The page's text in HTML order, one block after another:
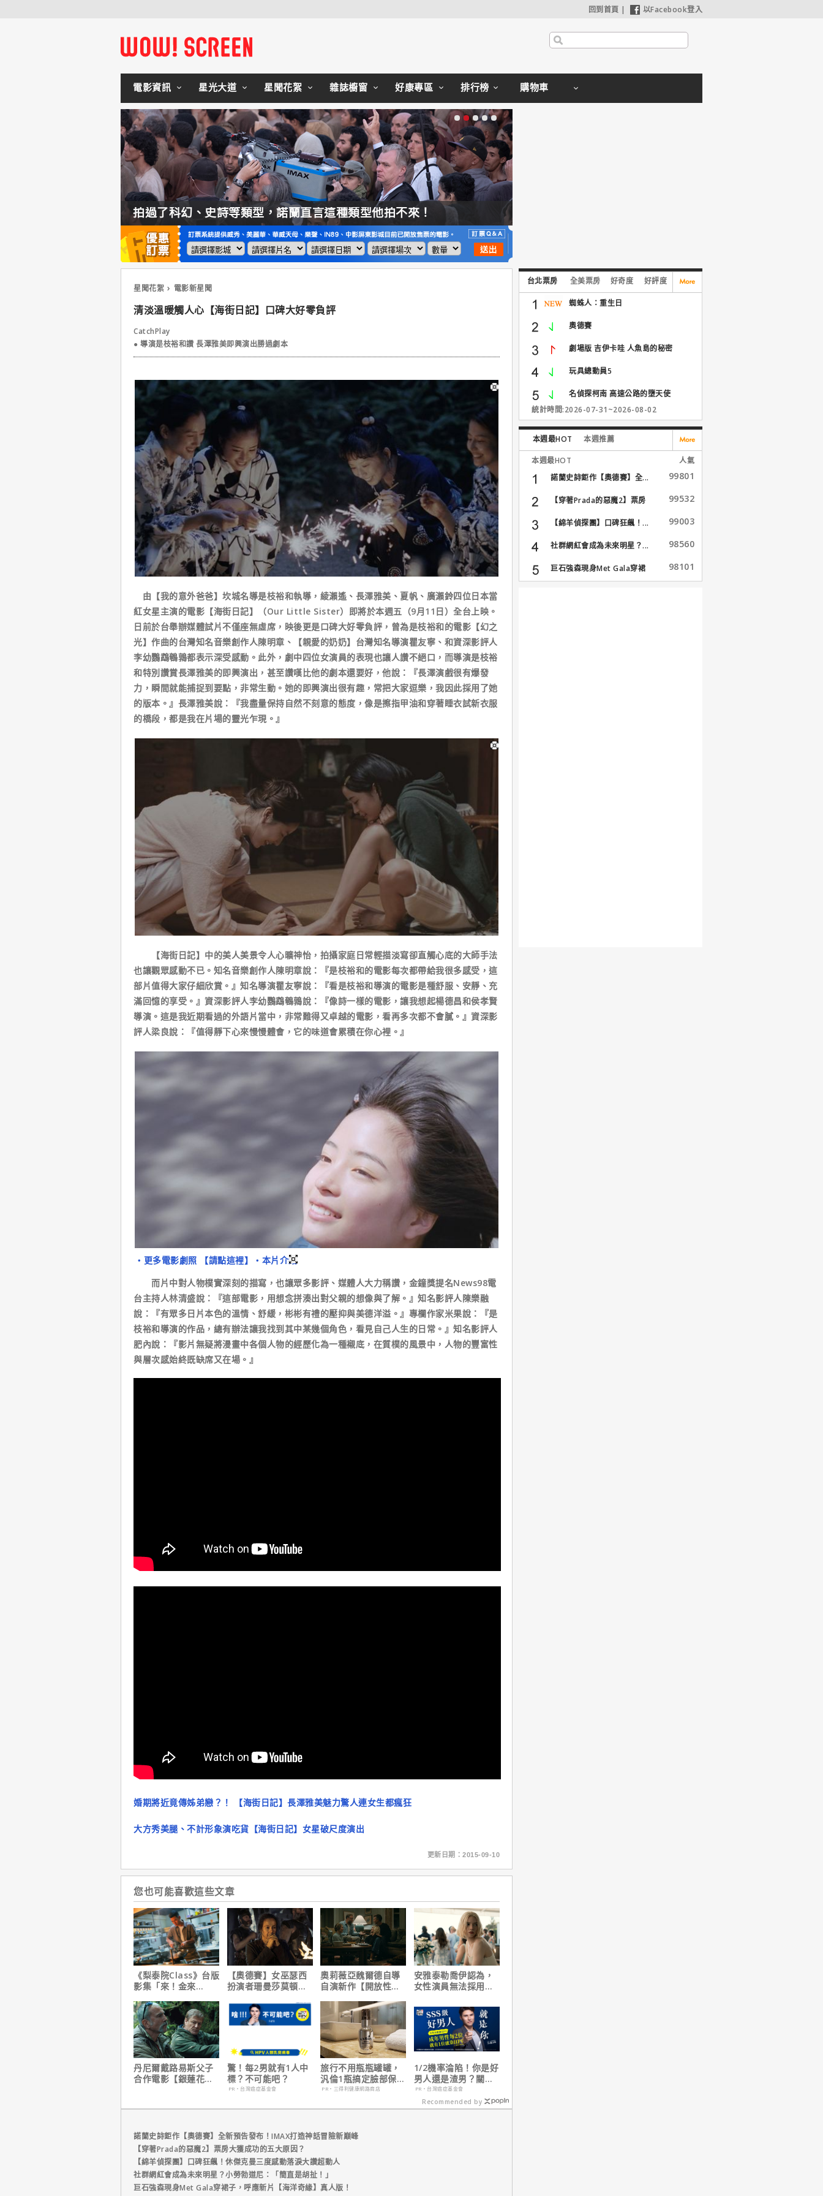
回到首頁 | 以Facebook登入
電影資訊 星光大道 星聞花絮 雜誌櫥窗 好康專區 排行榜 購物車
拍過了科幻、史詩等類型，諾蘭直言這種類型他拍不來！
星聞花絮 電影新星聞
清淡溫暖觸人心【海街日記】口碑大好零負評
CatchPlay
● 導演是枝裕和讚 長澤雅美即興演出勝過劇本
由【我的意外爸爸】坎城名導是枝裕和執導，綾瀨遙、長澤雅美、夏帆、廣瀨鈴四位日本當
紅女星主演的電影【海街日記】（Our Little Sister）即將於本週五（9月11日）全台上映。
日前於台舉辦媒體試片不僅座無虛席，映後更是口碑大好零負評，曾為是枝裕和的電影【幻之
光】作曲的台灣知名音樂創作人陳明章、【親愛的奶奶】台灣知名導演瞿友寧、和資深影評人
李幼鸚鵡鵪鶉都表示深受感動。此外，劇中四位女演員的表現也讓人讚不絕口，而導演是枝裕
和特別讚賞長澤雅美的即興演出，甚至讚嘆比他的劇本還要好，他說：『長澤演戲很有爆發
力，瞬間就能捕捉到要點，非常生動。她的即興演出很有趣，常把大家逗樂，我因此採用了她
的版本。』長澤雅美說：『我盡量保持自然不刻意的態度，像是擦指甲油和穿著睡衣試新衣服
的橋段，都是我在片場的靈光乍現。』
【海街日記】中的美人美景令人心曠神怡，拍攝家庭日常輕描淡寫卻直觸心底的大師手法
也讓觀眾感動不已。知名音樂創作人陳明章說：『是枝裕和的電影每次都帶給我很多感受，這
部片值得大家仔細欣賞。』知名導演瞿友寧說：『看是枝裕和導演的電影是種舒服、安靜、充
滿回憶的享受。』資深影評人李幼鸚鵡鵪鶉說：『像詩一樣的電影，讓我想起楊德昌和侯孝賢
導演。這是我近期看過的外語片當中，非常難得又卓越的電影，看再多次都不會膩。』資深影
評人梁良說：『值得靜下心來慢慢體會，它的味道會累積在你心裡。』
‧更多電影劇照 【請點這裡】
‧本片介紹
而片中對人物樸實深刻的描寫，也讓眾多影評、媒體人大力稱讚，金鐘獎提名News98電
台主持人林清盛說：『這部電影，用想念拼湊出對父親的想像與了解。』知名影評人陳樂融
說：『有眾多日片本色的溫情、舒緩，彬彬有禮的壓抑與美德洋溢。』專欄作家米果說：『是
枝裕和導演的作品，總有辦法讓我找到其中某幾個角色，看見自己人生的日常。』知名影評人
肥內說：『影片無疑將漫畫中各個人物的經歷化為一種襯底，在質樸的風景中，人物的豐富性
與層次感始終既缺席又在場。』
婚期將近竟傳姊弟戀？！ 【海街日記】長澤雅美魅力驚人連女生都瘋狂
大方秀美腿、不計形象演吃貨【海街日記】女星破尺度演出
更新日期：2015-09-10
您也可能喜歡這些文章
《梨泰院Class》台版
影集「來！金來
上線
【奧德賽】女巫瑟西
扮演者珊曼莎莫頓曝
戲！
奧莉薇亞魏爾德自導
自演新作【開放性邀
係與慾望的界線
安雅泰勒喬伊認為，
女性演員無法採用方
丹尼爾戴路易斯父子
合作電影【銀蓮花】
驚！每2男就有1人中
標？不可能吧？
PR・台灣癌症基金會
旅行不用瓶瓶罐罐，
汎倫1瓶搞定臉部保
養！
PR・三得利健康網路商店
1/2機率淪陷！你是好
男人還是渣男？關鍵
在這
PR・台灣癌症基金會
Recommended by
諾蘭史詩鉅作【奧德賽】全新預告發布！IMAX打造神話冒險新巔峰
【穿著Prada的惡魔2】票房大獲成功的五大原因？
【綿羊偵探團】口碑狂飆！休傑克曼三度感動落淚大讚超動人
社群網紅會成為未來明星？小勞勃道尼：「簡直是胡扯！」
巨石強森現身Met Gala穿裙子，呼應新片【海洋奇緣】真人版！
台北票房 全美票房 好奇度 好評度
蜘蛛人：重生日
奧德賽
劇場版 吉伊卡哇 人魚島的秘密
玩具總動員5
名偵探柯南 高速公路的墮天使
統計時間:2026-07-31~2026-08-02
本週最HOT 本週推薦
本週最HOT
人氣
諾蘭史詩鉅作【奧德賽】全...
99801
【穿著Prada的惡魔2】票房
99532
【綿羊偵探團】口碑狂飆！... 99003
社群網紅會成為未來明星？... 98560
巨石強森現身Met Gala穿裙
子...
98101